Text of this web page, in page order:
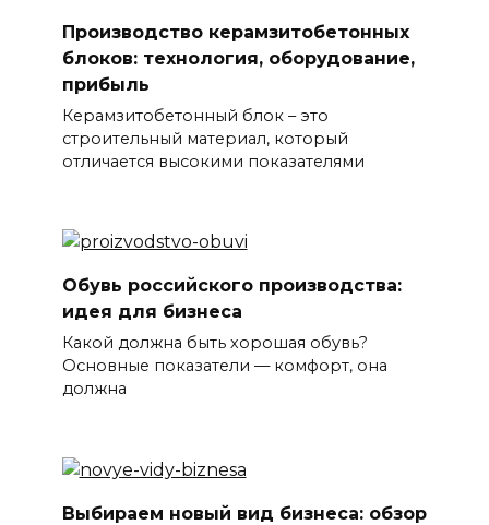
Производство керамзитобетонных
блоков: технология, оборудование,
прибыль
Керамзитобетонный блок – это
строительный материал, который
отличается высокими показателями
Обувь российского производства:
идея для бизнеса
Какой должна быть хорошая обувь?
Основные показатели — комфорт, она
должна
Выбираем новый вид бизнеса: обзор